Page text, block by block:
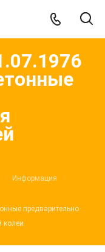
Информация
предварительно
колеи